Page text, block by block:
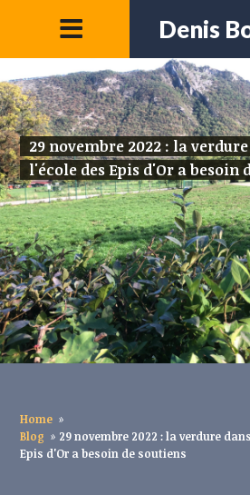
Denis
29 novembre 2022 : la
l'école des Epis d'Or a besoin
Home »
Blog » 29 novembre 2022 : la verdure
Epis d'Or a besoin de soutiens